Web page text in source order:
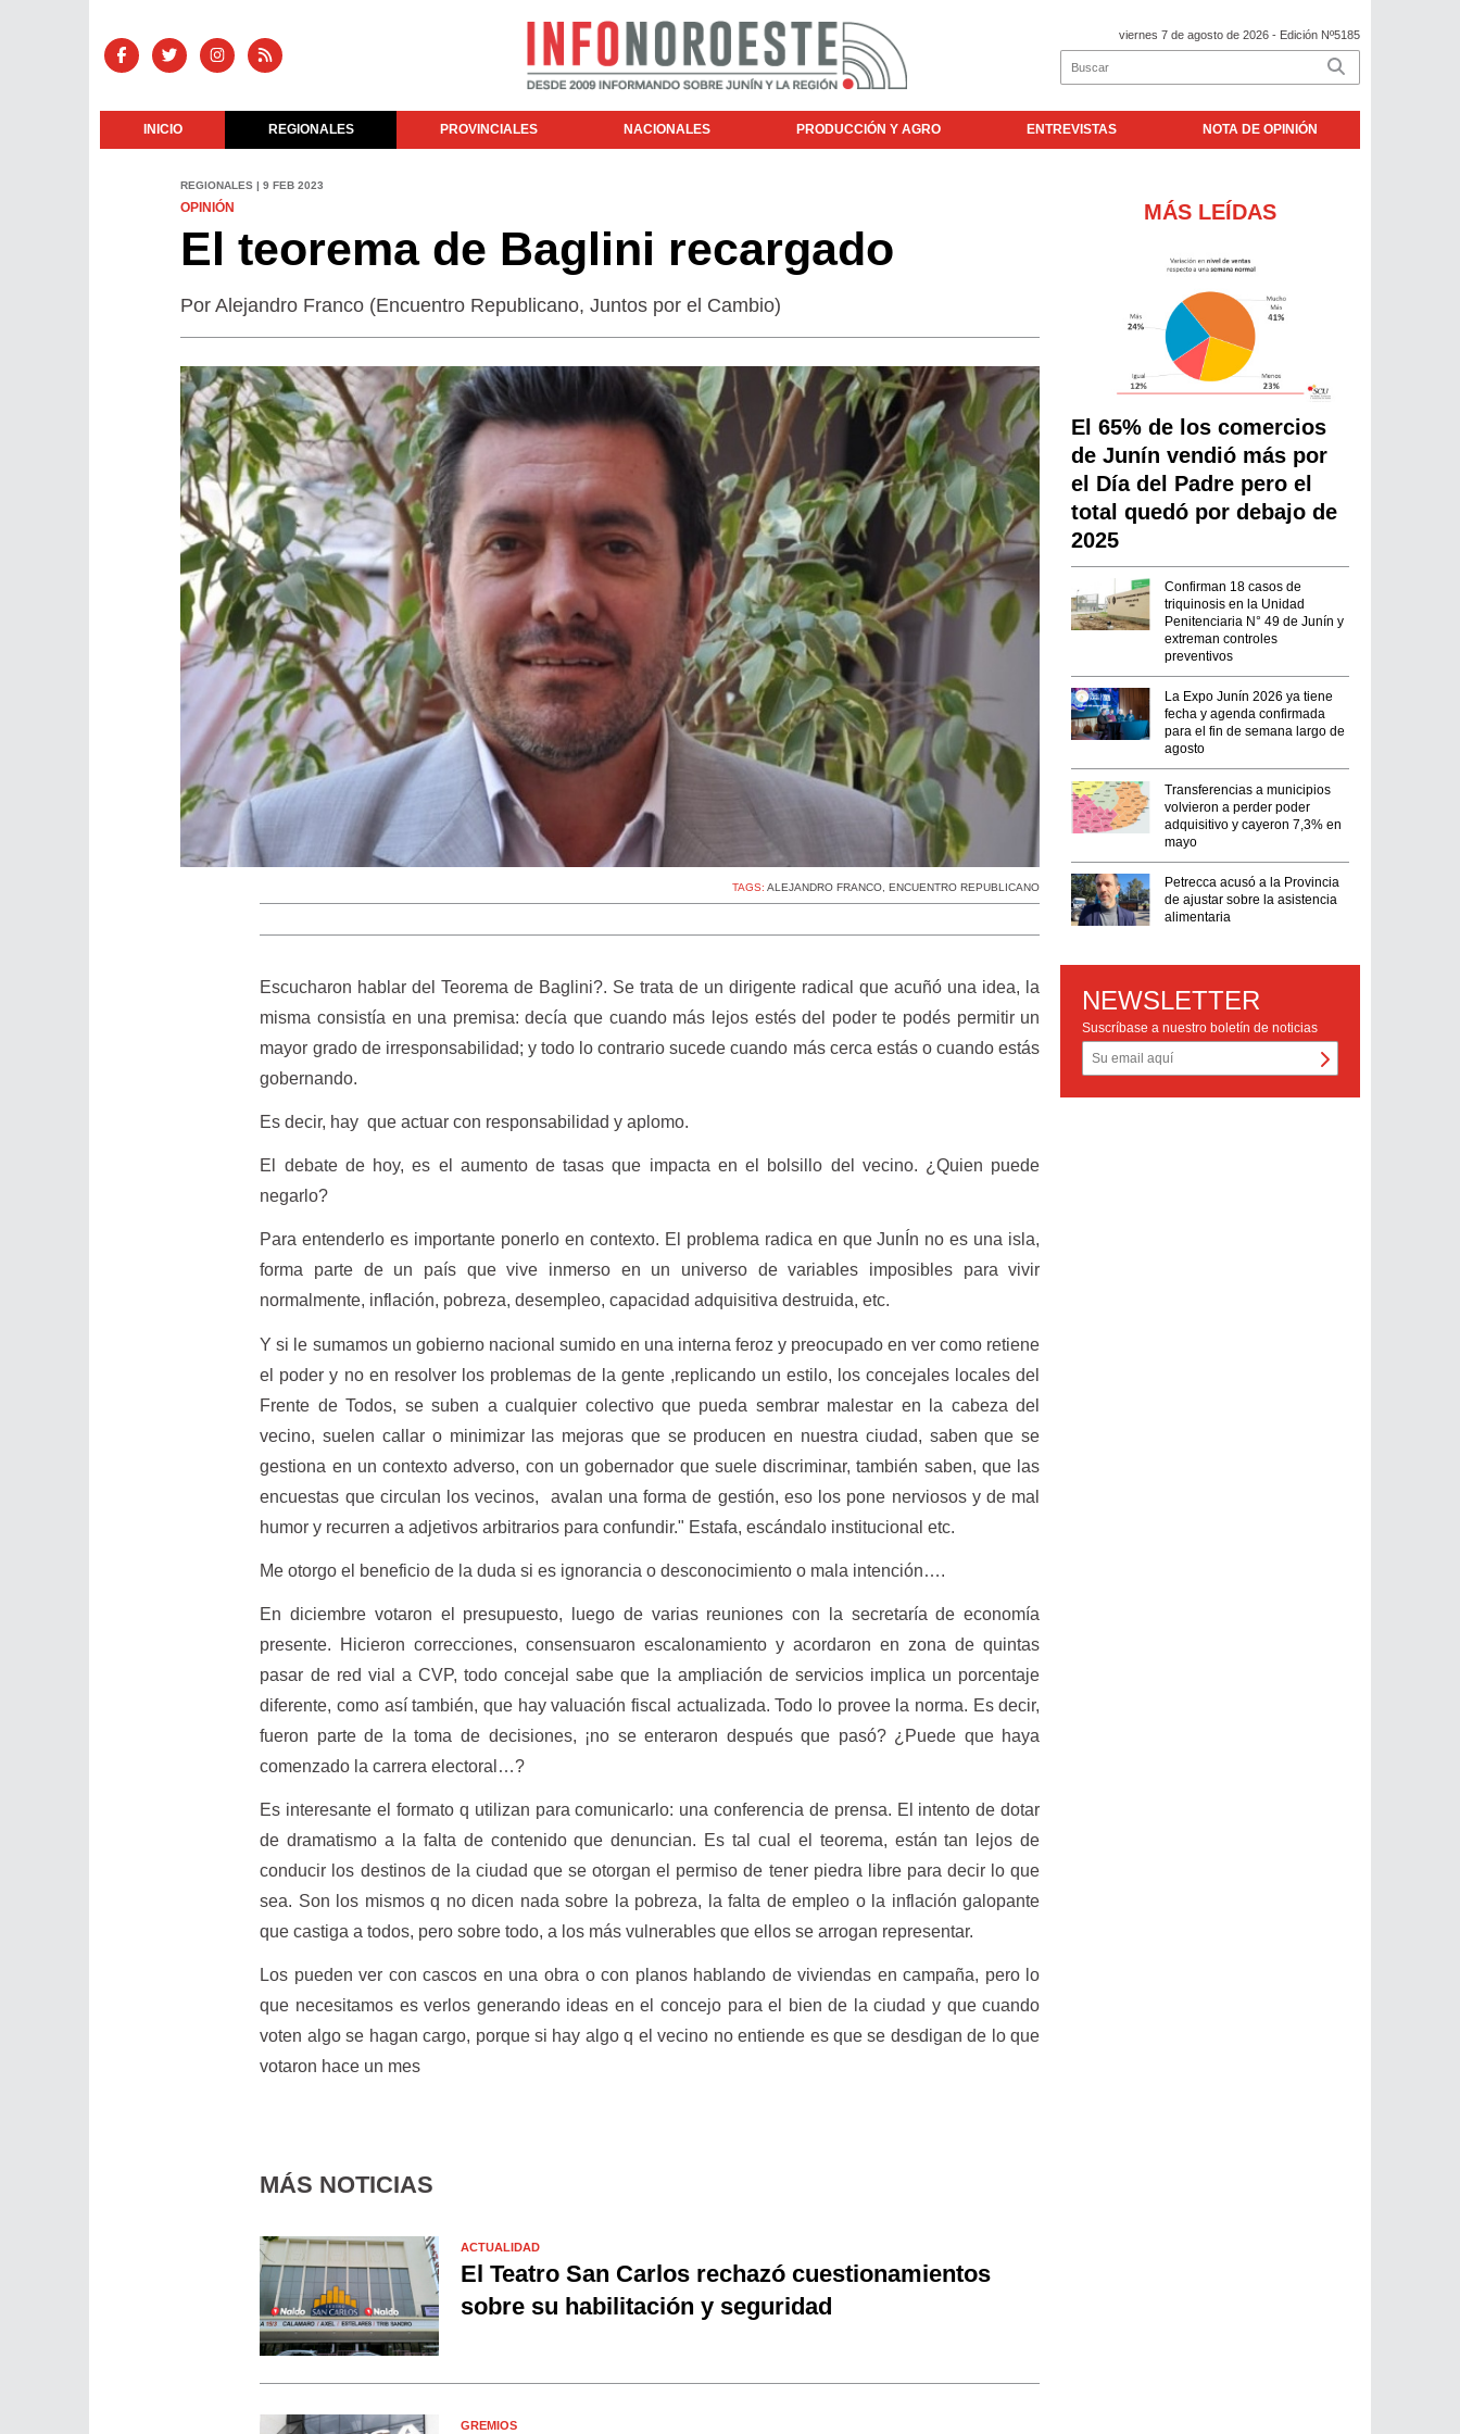
viernes 7 de agosto de 2026 - Edición Nº5185
INICIO REGIONALES PROVINCIALES NACIONALES PRODUCCIÓN Y AGRO ENTREVISTAS NOTA DE OPINIÓN
REGIONALES | 9 FEB 2023
OPINIÓN
El teorema de Baglini recargado
Por Alejandro Franco (Encuentro Republicano, Juntos por el Cambio)
TAGS:ALEJANDRO FRANCO ,ENCUENTRO REPUBLICANO
Escucharon hablar del Teorema de Baglini?. Se trata de un dirigente radical que acuñó una idea, la
misma consistía en una premisa: decía que cuando más lejos estés del poder te podés permitir un
mayor grado de irresponsabilidad; y todo lo contrario sucede cuando más cerca estás o cuando estás
gobernando.
Es decir, hay que actuar con responsabilidad y aplomo.
El debate de hoy, es el aumento de tasas que impacta en el bolsillo del vecino. ¿Quien puede
negarlo?
Para entenderlo es importante ponerlo en contexto. El problema radica en que JunÍn no es una isla,
forma parte de un país que vive inmerso en un universo de variables imposibles para vivir
normalmente, inflación, pobreza, desempleo, capacidad adquisitiva destruida, etc.
Y si le sumamos un gobierno nacional sumido en una interna feroz y preocupado en ver como retiene
el poder y no en resolver los problemas de la gente ,replicando un estilo, los concejales locales del
Frente de Todos, se suben a cualquier colectivo que pueda sembrar malestar en la cabeza del
vecino, suelen callar o minimizar las mejoras que se producen en nuestra ciudad, saben que se
gestiona en un contexto adverso, con un gobernador que suele discriminar, también saben, que las
encuestas que circulan los vecinos, avalan una forma de gestión, eso los pone nerviosos y de mal
humor y recurren a adjetivos arbitrarios para confundir." Estafa, escándalo institucional etc.
Me otorgo el beneficio de la duda si es ignorancia o desconocimiento o mala intención….
En diciembre votaron el presupuesto, luego de varias reuniones con la secretaría de economía
presente. Hicieron correcciones, consensuaron escalonamiento y acordaron en zona de quintas
pasar de red vial a CVP, todo concejal sabe que la ampliación de servicios implica un porcentaje
diferente, como así también, que hay valuación fiscal actualizada. Todo lo provee la norma. Es decir,
fueron parte de la toma de decisiones, ¡no se enteraron después que pasó? ¿Puede que haya
comenzado la carrera electoral…?
Es interesante el formato q utilizan para comunicarlo: una conferencia de prensa. El intento de dotar
de dramatismo a la falta de contenido que denuncian. Es tal cual el teorema, están tan lejos de
conducir los destinos de la ciudad que se otorgan el permiso de tener piedra libre para decir lo que
sea. Son los mismos q no dicen nada sobre la pobreza, la falta de empleo o la inflación galopante
que castiga a todos, pero sobre todo, a los más vulnerables que ellos se arrogan representar.
Los pueden ver con cascos en una obra o con planos hablando de viviendas en campaña, pero lo
que necesitamos es verlos generando ideas en el concejo para el bien de la ciudad y que cuando
voten algo se hagan cargo, porque si hay algo q el vecino no entiende es que se desdigan de lo que
votaron hace un mes
MÁS NOTICIAS
ACTUALIDAD
El Teatro San Carlos rechazó cuestionamientos
sobre su habilitación y seguridad
GREMIOS
MÁS LEÍDAS
El 65% de los comercios
de Junín vendió más por
el Día del Padre pero el
total quedó por debajo de
2025
Confirman 18 casos de
triquinosis en la Unidad
Penitenciaria N° 49 de Junín y
extreman controles
preventivos
La Expo Junín 2026 ya tiene
fecha y agenda confirmada
para el fin de semana largo de
agosto
Transferencias a municipios
volvieron a perder poder
adquisitivo y cayeron 7,3% en
mayo
Petrecca acusó a la Provincia
de ajustar sobre la asistencia
alimentaria
NEWSLETTER
Suscríbase a nuestro boletín de noticias